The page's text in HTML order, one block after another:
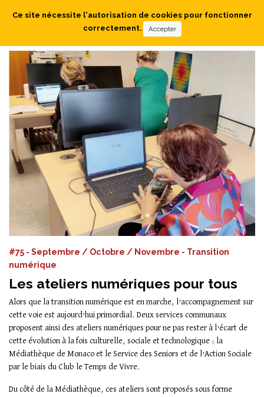
#75 - Septembre / Octobre / Novembre - Transition
numérique
Les ateliers numériques pour tous
Alors que la transition numérique est en marche, l’accompagnement sur
cette voie est aujourd’hui primordial. Deux services communaux
proposent ainsi des ateliers numériques pour ne pas rester à l’écart de
cette évolution à la fois culturelle, sociale et technologique : la
Médiathèque de Monaco et le Service des Seniors et de l’Action Sociale
par le biais du Club le Temps de Vivre.
Du côté de la Médiathèque, ces ateliers sont proposés sous forme
Ce site nécessite l'autorisation de cookies pour fonctionner
correctement.
Accepter